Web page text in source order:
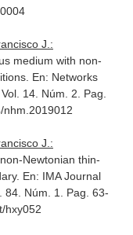
J.:
medium with non-
En: Networks
Vol. 14. Núm. 2. Pag.
nhm.2019012
J.:
Newtonian thin-
En: IMA Journal
84. Núm. 1. Pag. 63-
hxy052